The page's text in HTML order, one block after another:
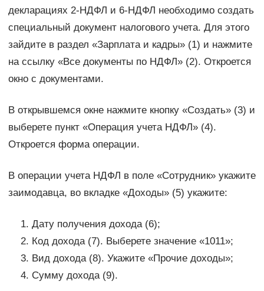
декларациях 2-НДФЛ и 6-НДФЛ необходимо создать
специальный документ налогового учета. Для этого
зайдите в раздел «Зарплата и кадры» (1) и нажмите
на ссылку «Все документы по НДФЛ» (2). Откроется
окно с документами.
В открывшемся окне нажмите кнопку «Создать» (3) и
выберете пункт «Операция учета НДФЛ» (4).
Откроется форма операции.
В операции учета НДФЛ в поле «Сотрудник» укажите
заимодавца, во вкладке «Доходы» (5) укажите:
Дату получения дохода (6);
Код дохода (7). Выберете значение «1011»;
Вид дохода (8). Укажите «Прочие доходы»;
Сумму дохода (9).